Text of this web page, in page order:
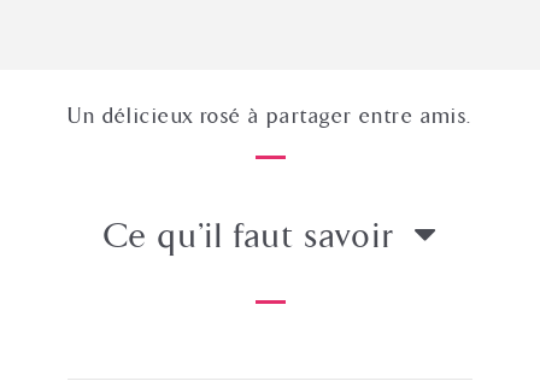
Un délicieux rosé à partager entre amis.
Ce qu’il faut savoir